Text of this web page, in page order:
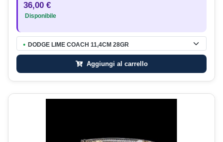
36,00 €
Disponibile
● DODGE LIME COACH 11,4CM 28GR
Aggiungi al carrello